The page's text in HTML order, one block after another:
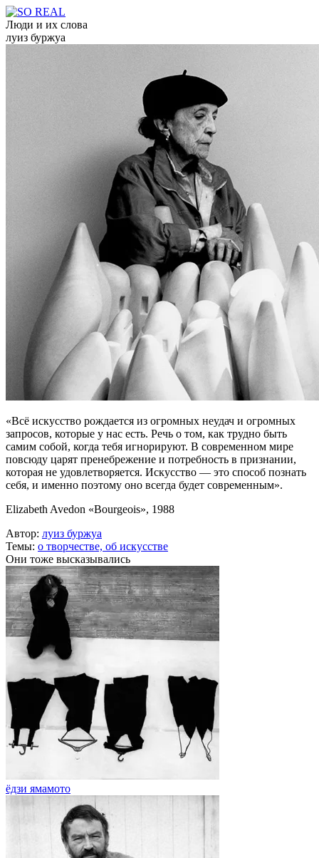
Люди и их слова
луиз буржуа
«Всё искусство рождается из огромных неудач и огромных
запросов, которые у нас есть. Речь о том, как трудно быть
самим собой, когда тебя игнорируют. В современном мире
повсюду царят пренебрежение и потребность в признании,
которая не удовлетворяется. Искусство — это способ познать
себя, и именно поэтому оно всегда будет современным».
Elizabeth Avedon «Bourgeois», 1988
Автор: луиз буржуа
Темы: о творчестве, об искусстве
Они тоже высказывались
ёдзи ямамото